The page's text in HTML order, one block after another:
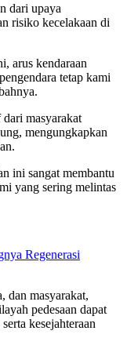
dari upaya
risiko kecelakaan di
arus kendaraan
tetap kami
masyarakat
mengungkapkan
ini sangat membantu
yang sering melintas
Regenerasi
dan masyarakat,
pedesaan dapat
kesejahteraan